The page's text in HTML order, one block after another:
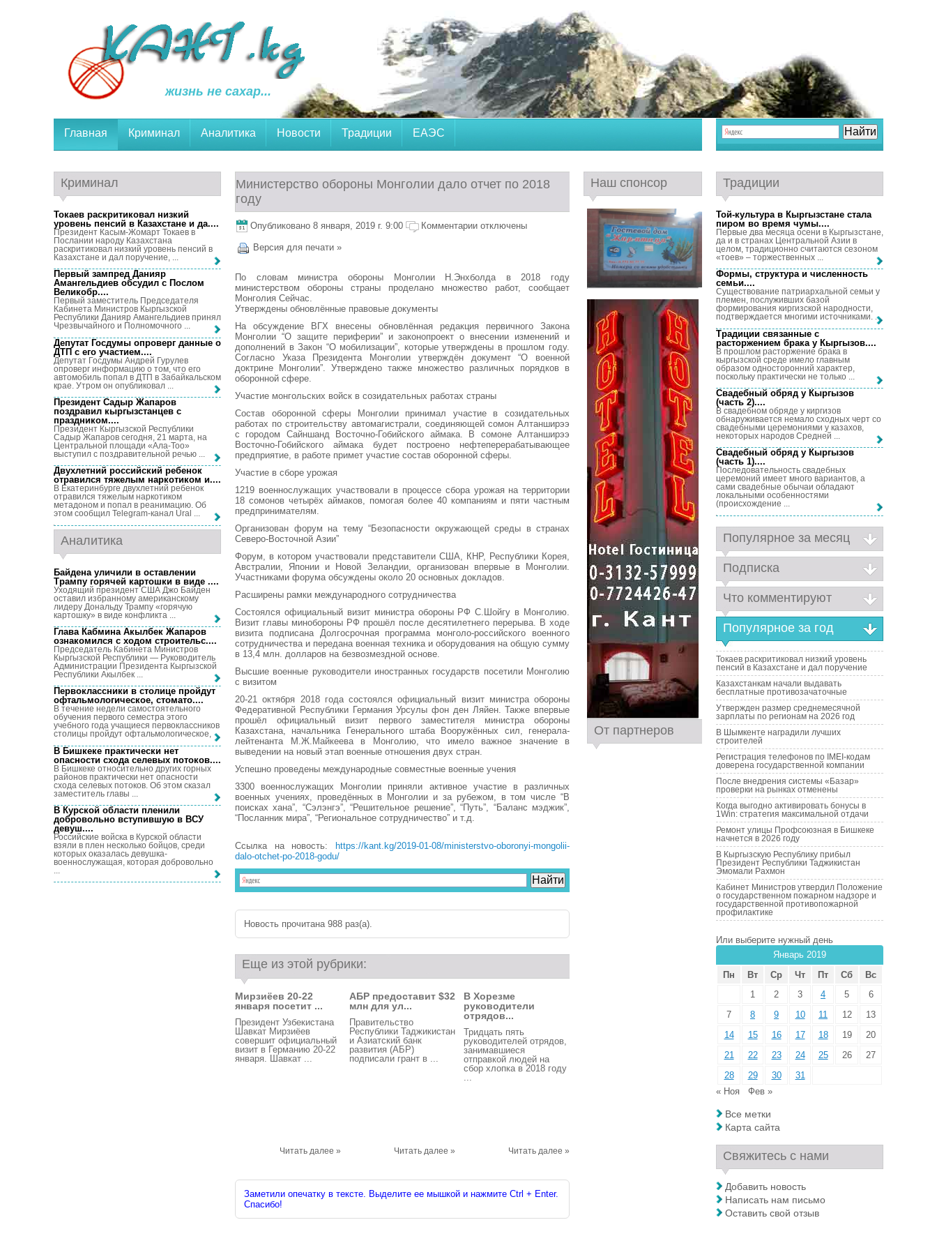
жизнь не сахар...
Главная Криминал Аналитика Новости Традиции ЕАЭС
Министерство обороны Монголии дало отчет по 2018
году
Опубликовано 8 января, 2019 г. 9:00 Комментарии отключены
Версия для печати »
По словам министра обороны Монголии Н.Энхболда в 2018 году
министерством обороны страны проделано множество работ, сообщает
Монголия Сейчас.
Утверждены обновлённые правовые документы
На обсуждение ВГХ внесены обновлённая редакция первичного Закона
Монголии “О защите периферии” и законопроект о внесении изменений и
дополнений в Закон “О мобилизации”, которые утверждены в прошлом году.
Согласно Указа Президента Монголии утверждён документ “О военной
доктрине Монголии”. Утверждено также множество различных порядков в
оборонной сфере.
Участие монгольских войск в созидательных работах страны
Состав оборонной сферы Монголии принимал участие в созидательных
работах по строительству автомагистрали, соединяющей сомон Алтанширээ
с городом Сайншанд Восточно-Гобийского аймака. В сомоне Алтанширээ
Восточно-Гобийского аймака будет построено нефтеперерабатывающее
предприятие, в работе примет участие состав оборонной сферы.
Участие в сборе урожая
1219 военнослужащих участвовали в процессе сбора урожая на территории
18 сомонов четырёх аймаков, помогая более 40 компаниям и пяти частным
предпринимателям.
Организован форум на тему “Безопасности окружающей среды в странах
Северо-Восточной Азии”
Форум, в котором участвовали представители США, КНР, Республики Корея,
Австралии, Японии и Новой Зеландии, организован впервые в Монголии.
Участниками форума обсуждены около 20 основных докладов.
Расширены рамки международного сотрудничества
Состоялся официальный визит министра обороны РФ С.Шойгу в Монголию.
Визит главы минобороны РФ прошёл после десятилетнего перерыва. В ходе
визита подписана Долгосрочная программа монголо-российского военного
сотрудничества и передана военная техника и оборудования на общую сумму
в 13,4 млн. долларов на безвозмездной основе.
Высшие военные руководители иностранных государств посетили Монголию
с визитом
20-21 октября 2018 года состоялся официальный визит министра обороны
Федеративной Республики Германия Урсулы фон ден Ляйен. Также впервые
прошёл официальный визит первого заместителя министра обороны
Казахстана, начальника Генерального штаба Вооружённых сил, генерала-
лейтенанта М.Ж.Майкеева в Монголию, что имело важное значение в
выведении на новый этап военные отношения двух стран.
Успешно проведены международные совместные военные учения
3300 военнослужащих Монголии приняли активное участие в различных
военных учениях, проведённых в Монголии и за рубежом, в том числе “В
поисках хана”, “Сэлэнгэ”, “Решительное решение”, “Путь”, “Баланс мэджик”,
“Посланник мира”, “Региональное сотрудничество” и т.д.
Ссылка на новость:
https://kant.kg/2019-01-08/ministerstvo-oboronyi-mongolii-
dalo-otchet-po-2018-godu/
Новость прочитана 988 раз(a).
Еще из этой рубрики:
Мирзиёев 20-22
января посетит ...
Президент Узбекистана
Шавкат Мирзиёев
совершит официальный
визит в Германию 20-22
января. Шавкат ...
Читать далее »
АБР предоставит $32
млн для ул...
Правительство
Республики Таджикистан
и Азиатский банк
развития (АБР)
подписали грант в ...
Читать далее »
В Хорезме
руководители
отрядов...
Тридцать пять
руководителей отрядов,
занимавшиеся
отправкой людей на
сбор хлопка в 2018 году
...
Читать далее »
Заметили опечатку в тексте. Выделите ее мышкой и нажмите Ctrl + Enter.
Спасибо!
Криминал
Токаев раскритиковал низкий
уровень пенсий в Казахстане и да....
Президент Касым-Жомарт Токаев в
Послании народу Казахстана
раскритиковал низкий уровень пенсий в
Казахстане и дал поручение, ...
Первый зампред Данияр
Амангельдиев обсудил с Послом
Великобр....
Первый заместитель Председателя
Кабинета Министров Кыргызской
Республики Данияр Амангельдиев принял
Чрезвычайного и Полномочного ...
Депутат Госдумы опроверг данные о
ДТП с его участием....
Депутат Госдумы Андрей Гурулев
опроверг информацию о том, что его
автомобиль попал в ДТП в Забайкальском
крае. Утром он опубликовал ...
Президент Садыр Жапаров
поздравил кыргызстанцев с
праздником....
Президент Кыргызской Республики
Садыр Жапаров сегодня, 21 марта, на
Центральной площади «Ала-Тоо»
выступил с поздравительной речью ...
Двухлетний российский ребенок
отравился тяжелым наркотиком и....
В Екатеринбурге двухлетний ребенок
отравился тяжелым наркотиком
метадоном и попал в реанимацию. Об
этом сообщил Telegram-канал Ural ...
Аналитика
Байдена уличили в оставлении
Трампу горячей картошки в виде ....
Уходящий президент США Джо Байден
оставил избранному американскому
лидеру Дональду Трампу «горячую
картошку» в виде конфликта ...
Глава Кабмина Акылбек Жапаров
ознакомился с ходом строительс....
Председатель Кабинета Министров
Кыргызской Республики — Руководитель
Администрации Президента Кыргызской
Республики Акылбек ...
Первоклассники в столице пройдут
офтальмологическое, стомато....
В течение недели самостоятельного
обучения первого семестра этого
учебного года учащиеся первоклассников
столицы пройдут офтальмологическое, ...
В Бишкеке практически нет
опасности схода селевых потоков....
В Бишкеке относительно других горных
районов практически нет опасности
схода селевых потоков. Об этом сказал
заместитель главы ...
В Курской области пленили
добровольно вступившую в ВСУ
девуш....
Российские войска в Курской области
взяли в плен несколько бойцов, среди
которых оказалась девушка-
военнослужащая, которая добровольно
...
Наш спонсор
От партнеров
Традиции
Той-культура в Кыргызстане стала
пиром во время чумы....
Первые два месяца осени в Кыргызстане,
да и в странах Центральной Азии в
целом, традиционно считаются сезоном
«тоев» – торжественных ...
Формы, структура и численность
семьи....
Существование патриархальной семьи у
племен, послуживших базой
формирования киргизской народности,
подтверждается многими источниками. ...
Традиции связанные с
расторжением брака у Кыргызов....
В прошлом расторжение брака в
кыргызской среде имело главным
образом односторонний характер,
поскольку практически не только ...
Свадебный обряд у Кыргызов
(часть 2)....
В свадебном обряде у киргизов
обнаруживается немало сходных черт со
свадебными церемониями у казахов,
некоторых народов Средней ...
Свадебный обряд у Кыргызов
(часть 1)....
Последовательность свадебных
церемоний имеет много вариантов, а
сами свадебные обычаи обладают
локальными особенностями
(происхождение ...
Популярное за месяц
Подписка
Что комментируют
Популярное за год
Токаев раскритиковал низкий уровень
пенсий в Казахстане и дал поручение
Казахстанкам начали выдавать
бесплатные противозачаточные
Утвержден размер среднемесячной
зарплаты по регионам на 2026 год
В Шымкенте наградили лучших
строителей
Регистрация телефонов по IMEI-кодам
доверена государственной компании
После внедрения системы «Базар»
проверки на рынках отменены
Когда выгодно активировать бонусы в
1Win: стратегия максимальной отдачи
Ремонт улицы Профсоюзная в Бишкеке
начнется в 2026 году
В Кыргызскую Республику прибыл
Президент Республики Таджикистан
Эмомали Рахмон
Кабинет Министров утвердил Положение
о государственном пожарном надзоре и
государственной противопожарной
профилактике
Или выберите нужный день
Январь 2019
Пн
Вт Ср Чт Пт Сб
Вс
1
2 3 4 5
6
7
8 9 10 11 12
13
14
15 16 17 18 19
20
21
22 23 24 25 26
27
28
29 30
31
« Ноя
Фев »
Все метки
Карта сайта
Свяжитесь с нами
Добавить новость
Написать нам письмо
Оставить свой отзыв